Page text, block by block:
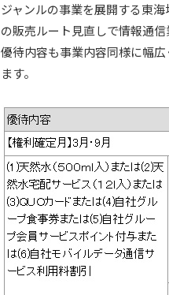
ジャンルの事業を展開する東
の販売ルート見直しで情報通信
優待内容も事業内容同様に幅
ます。